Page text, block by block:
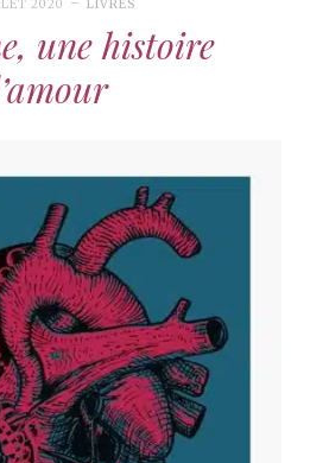
2020 LIVRES
une histoire